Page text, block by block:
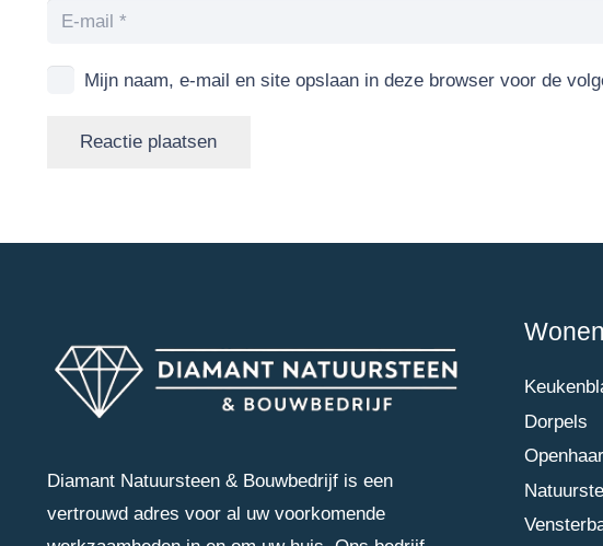
Mijn naam, e-mail en site opslaan in deze browser voor de
Reactie plaatsen
Diamant Natuursteen & Bouwbedrijf is een
vertrouwd adres voor al uw voorkomende
Wonen
Dorpels